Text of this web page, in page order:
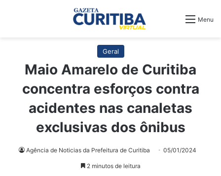
Menu
Geral
Maio Amarelo de Curitiba
concentra esforços contra
acidentes nas canaletas
exclusivas dos ônibus
Agência de Noticias da Prefeitura de Curitiba 05/01/2024
2 minutos de leitura